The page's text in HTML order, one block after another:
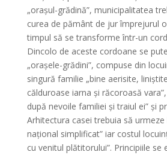
„orașul-grădină”, municipalitatea
curea de pământ de jur împrejurul
timpul să se transforme într-un
Dincolo de aceste cordoane se
„orașele-grădini”, compuse din
singură familie „bine aerisite,
călduroase iarna și răcoroasă
după nevoile familiei și traiul ei” și
Arhitectura casei trebuia să urmeze
național simplificat” iar costul
cu venitul plătitorului”. Principiile se